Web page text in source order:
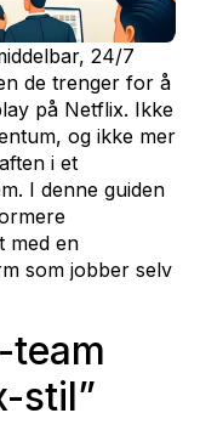
24/7
de trenger for å
på Netflix. Ikke
og ikke mer
i et
I denne guiden
med en
som jobber selv
stil”